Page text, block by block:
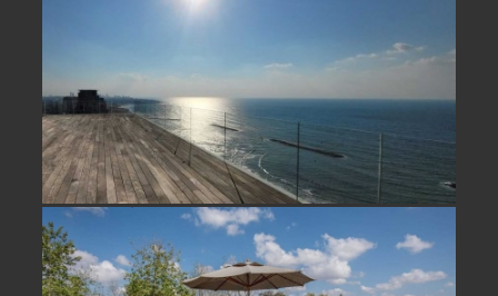
דירה על הים למכירה בתל אביב
וילה יוקרתית למכירה קרוב לתל אביב
על גבעה מוקפת טבע מול נוף פתוח